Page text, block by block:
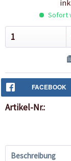
Sofort
FACEBOOK
Artikel-Nr.:
Beschreibung